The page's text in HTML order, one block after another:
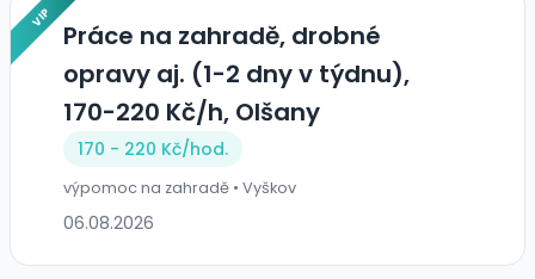
VIP
Práce na zahradě, drobné
opravy aj. (1-2 dny v týdnu),
170-220 Kč/h, Olšany
170 - 220 Kč/hod.
výpomoc na zahradě • Vyškov
06.08.2026